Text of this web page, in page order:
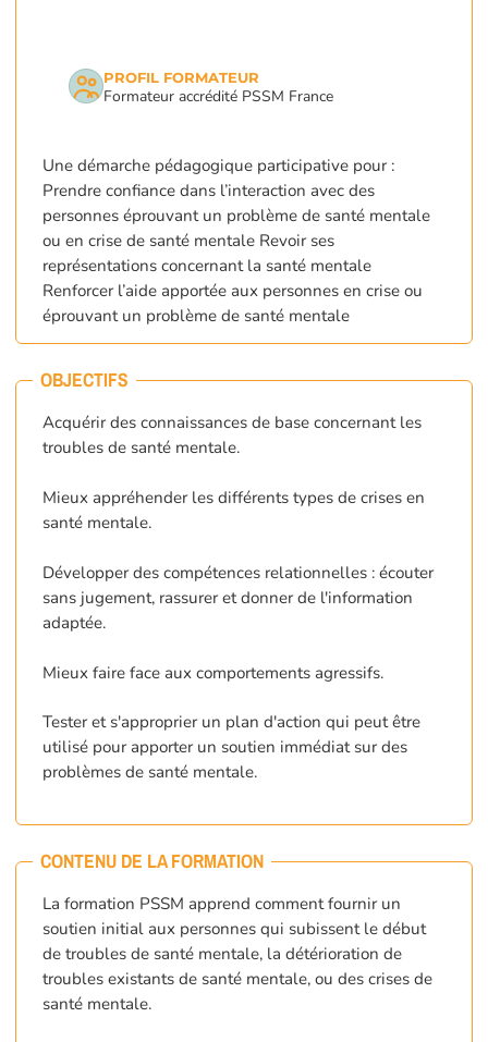
PROFIL FORMATEUR
Formateur accrédité PSSM France
Une démarche pédagogique participative pour :
Prendre confiance dans l’interaction avec des
personnes éprouvant un problème de santé mentale
ou en crise de santé mentale Revoir ses
représentations concernant la santé mentale
Renforcer l’aide apportée aux personnes en crise ou
éprouvant un problème de santé mentale
OBJECTIFS
Acquérir des connaissances de base concernant les
troubles de santé mentale.
Mieux appréhender les différents types de crises en
santé mentale.
Développer des compétences relationnelles : écouter
sans jugement, rassurer et donner de l'information
adaptée.
Mieux faire face aux comportements agressifs.
Tester et s'approprier un plan d'action qui peut être
utilisé pour apporter un soutien immédiat sur des
problèmes de santé mentale.
CONTENU DE LA FORMATION
La formation PSSM apprend comment fournir un
soutien initial aux personnes qui subissent le début
de troubles de santé mentale, la détérioration de
troubles existants de santé mentale, ou des crises de
santé mentale.